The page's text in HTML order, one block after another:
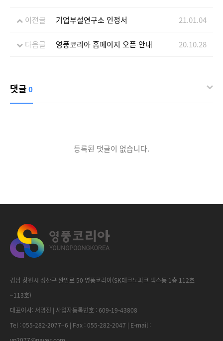
이전글 기업부설연구소 인정서 21.01.04
다음글 영풍코리아 홈페이지 오픈 안내 20.10.28
댓글0
등록된 댓글이 없습니다.
경남 창원시 성산구 완암로 50 영풍코리아(SK테크노파크 넥스동 1층 112호
~113호)
대표이사: 서명진 | 사업자등록번호 : 609-19-43808
Tel : 055-282-2077~6 | Fax : 055-282-2047 | E-mail :